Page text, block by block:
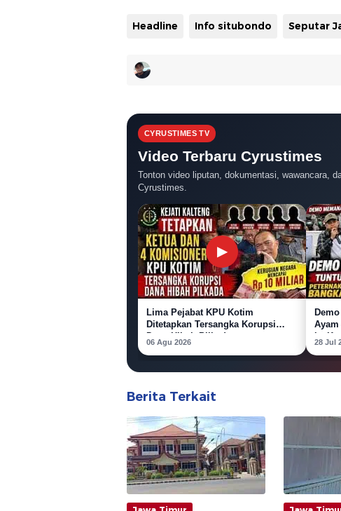
Headline Info situbondo
CYRUSTIMES TV
Video Terbaru Cyrustimes
Tonton video liputan, dokumentasi, wawancara,
Cyrustimes.
▶
Lima Pejabat KPU Kotim
Ditetapkan Tersangka Korupsi
Dana Hibah Pilkada
06 Agu 2026
Ayam
ke
28 Jul
Berita Terkait